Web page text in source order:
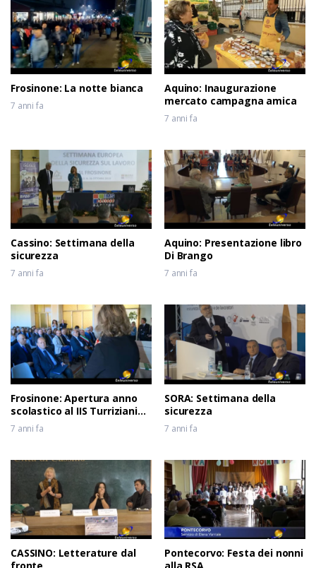
Frosinone: La notte bianca
7 anni fa
Aquino: Inaugurazione
mercato campagna amica
7 anni fa
Cassino: Settimana della
sicurezza
7 anni fa
Aquino: Presentazione libro
Di Brango
7 anni fa
Frosinone: Apertura anno
scolastico al IIS Turriziani
del 04-10-2019
7 anni fa
SORA: Settimana della
sicurezza
7 anni fa
CASSINO: Letterature dal
Pontecorvo: Festa dei nonni